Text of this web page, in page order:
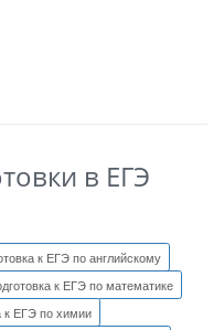
в ЕГЭ
к ЕГЭ по английскому
к ЕГЭ по математике
к ЕГЭ по химии